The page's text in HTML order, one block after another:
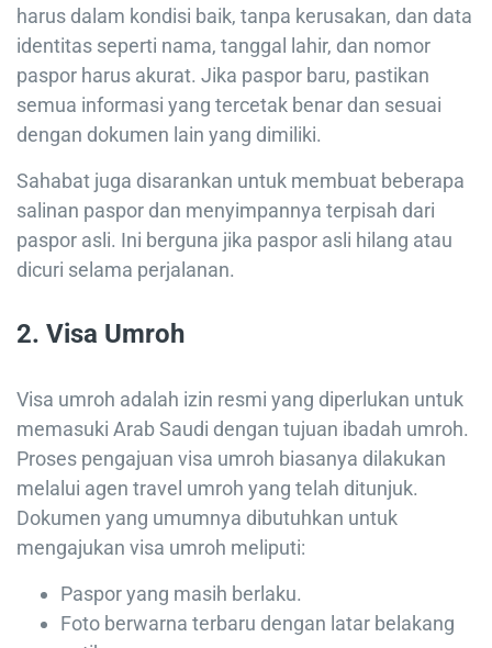
harus dalam kondisi baik, tanpa kerusakan, dan data
identitas seperti nama, tanggal lahir, dan nomor
paspor harus akurat. Jika paspor baru, pastikan
semua informasi yang tercetak benar dan sesuai
dengan dokumen lain yang dimiliki.
Sahabat juga disarankan untuk membuat beberapa
salinan paspor dan menyimpannya terpisah dari
paspor asli. Ini berguna jika paspor asli hilang atau
dicuri selama perjalanan.
2. Visa Umroh
Visa umroh adalah izin resmi yang diperlukan untuk
memasuki Arab Saudi dengan tujuan ibadah umroh.
Proses pengajuan visa umroh biasanya dilakukan
melalui agen travel umroh yang telah ditunjuk.
Dokumen yang umumnya dibutuhkan untuk
mengajukan visa umroh meliputi:
Paspor yang masih berlaku.
Foto berwarna terbaru dengan latar belakang